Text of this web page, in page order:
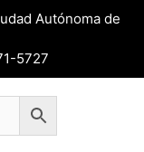
Autónoma de
5727